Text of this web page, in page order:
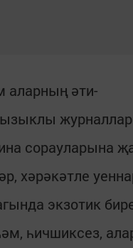
аларның әти-
сорауларына
хәрәкәтле
экзотик
һичшиксез,